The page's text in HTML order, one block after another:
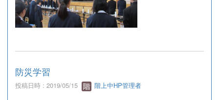
防災学習
投稿日時 : 2019/05/15 階上中HP管理者